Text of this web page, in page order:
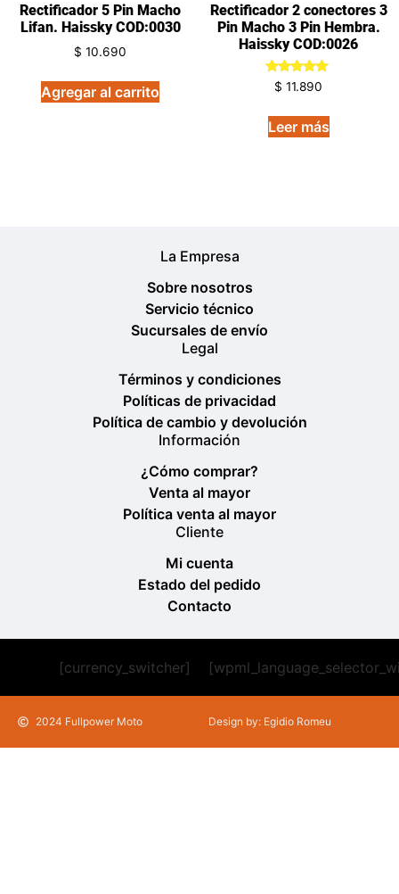
Rectificador 5 Pin Macho
Lifan. Haissky COD:0030
$ 10.690
Agregar al carrito
Rectificador 2 conectores 3
Pin Macho 3 Pin Hembra.
Haissky COD:0026
Valorado
en
de 5
$ 11.890
Leer más
La Empresa
Sobre nosotros
Servicio técnico
Sucursales de envío
Legal
Términos y condiciones
Políticas de privacidad
Política de cambio y devolución
Información
¿Cómo comprar?
Venta al mayor
Política venta al mayor
Cliente
Mi cuenta
Estado del pedido
Contacto
[currency_switcher]
2024 Fullpower Moto Design by: Egidio Romeu